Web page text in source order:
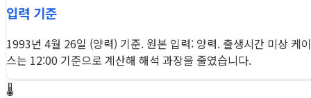
입력 기준
1993년 4월 26일 (양력) 기준. 원본 입력: 양력. 출생시간 미상 케이
스는 12:00 기준으로 계산해 해석 과장을 줄였습니다.
🌡️